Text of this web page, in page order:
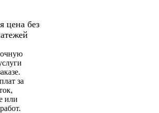
цена без
за
или